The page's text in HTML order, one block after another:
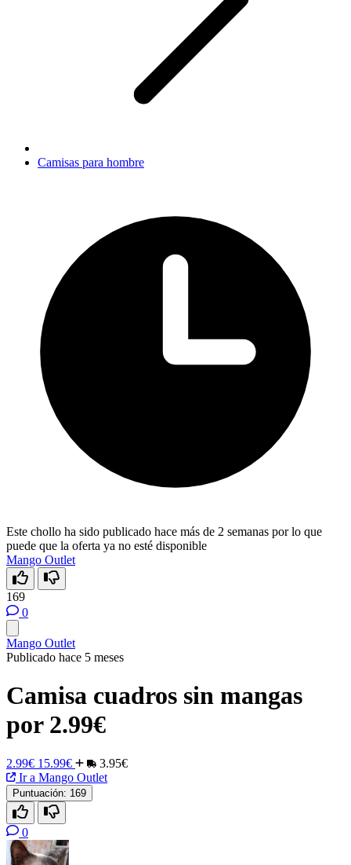
Camisas para hombre
Este chollo ha sido publicado hace más de 2 semanas por lo que
puede que la oferta ya no esté disponible
Mango Outlet
169
0
Mango Outlet
Publicado hace 5 meses
Camisa cuadros sin mangas
por 2.99€
2.99€ 15.99€
3.95€
Ir a Mango Outlet
Puntuación: 169
0